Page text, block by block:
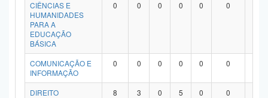
CIÊNCIAS E
HUMANIDADES
PARA A
EDUCAÇÃO
BÁSICA
0 0 0 0 0 0
COMUNICAÇÃO E
INFORMAÇÃO
0 0 0 0 0 0
DIREITO 8 3 0 5 0 0